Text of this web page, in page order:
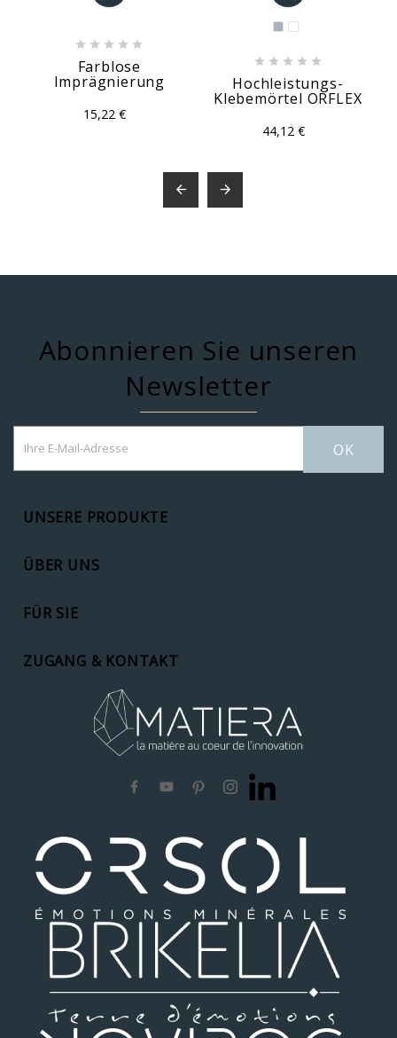
    
Farblose
Imprägnierung
15,22 €
    
Hochleistungs-
Klebemörtel ORFLEX
44,12 €
 
Abonnieren Sie unseren
Newsletter
OK
UNSERE PRODUKTE
ÜBER UNS
FÜR SIE
ZUGANG & KONTAKT